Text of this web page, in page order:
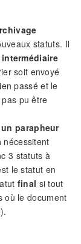
statuts. Il
intermédiaire
soit envoyé
passé et le
pu être
parapheur
nécessitent
3 statuts à
le statut en
final si tout
où le document